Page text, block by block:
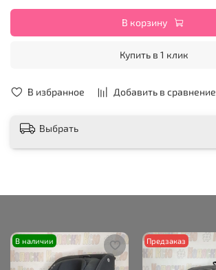
В избранное Добавить в сравнение
В корзину
Купить в 1 клик
Выбрать
В наличии Предзаказ